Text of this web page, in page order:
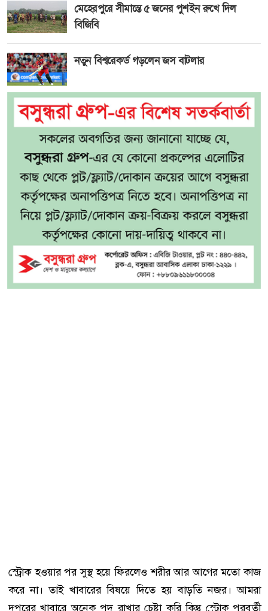
মেহেরপুরে সীমান্তে ৫ জনের পুশইন রুখে দিল
বিজিবি
নতুন বিশ্বরেকর্ড গড়লেন জস বাটলার
স্ট্রোক হওয়ার পর সুস্থ হয়ে ফিরলেও শরীর আর আগের মতো কাজ
করে না। তাই খাবারের বিষয়ে দিতে হয় বাড়তি নজর। আমরা
দুপুরের খাবারে অনেক পদ রাখার চেষ্টা করি কিন্তু স্ট্রোক পরবর্তী